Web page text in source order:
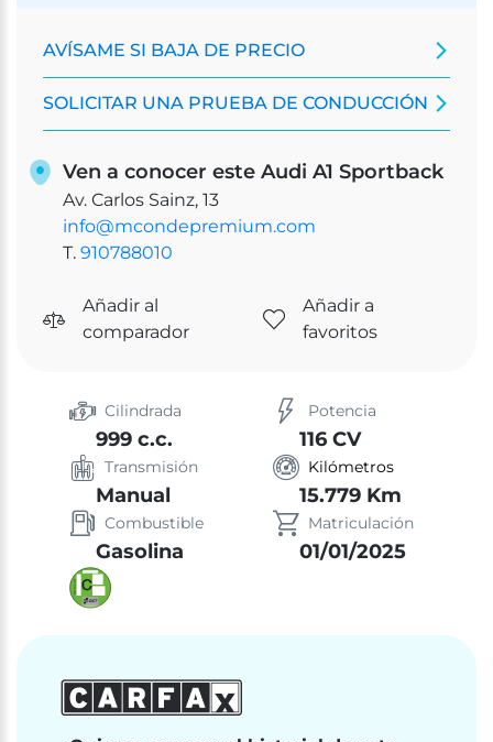
AVÍSAME SI BAJA DE PRECIO
SOLICITAR UNA PRUEBA DE CONDUCCIÓN
Ven a conocer este Audi A1 Sportback
Av. Carlos Sainz, 13
info@mcondepremium.com
T. 910788010
Añadir al
comparador
Añadir a
favoritos
Cilindrada
999 c.c.
Potencia
116 CV
Transmisión
Manual
Kilómetros
15.779 Km
Combustible
Gasolina
Matriculación
01/01/2025